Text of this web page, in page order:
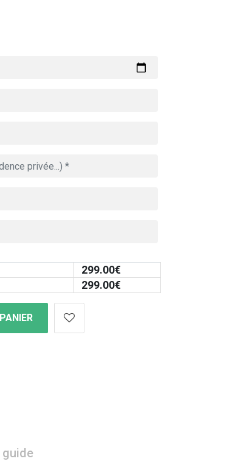
299.00€
299.00€